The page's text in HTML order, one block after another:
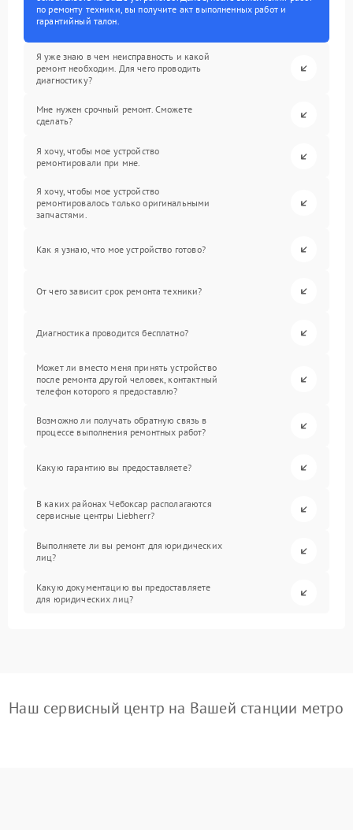
по ремонту техники, вы получите акт выполненных работ и
гарантийный талон.
Я уже знаю в чем неисправность и какой
ремонт необходим. Для чего проводить
диагностику?
Мне нужен срочный ремонт. Сможете
сделать?
Я хочу, чтобы мое устройство
ремонтировали при мне.
Я хочу, чтобы мое устройство
ремонтировалось только оригинальными
запчастями.
Как я узнаю, что мое устройство готово?
От чего зависит срок ремонта техники?
Диагностика проводится бесплатно?
Может ли вместо меня принять устройство
после ремонта другой человек, контактный
телефон которого я предоставлю?
Возможно ли получать обратную связь в
процессе выполнения ремонтных работ?
Какую гарантию вы предоставляете?
В каких районах Чебоксар располагаются
сервисные центры Liebherr?
Выполняете ли вы ремонт для юридических
лиц?
Какую документацию вы предоставляете
для юридических лиц?
Наш сервисный центр на Вашей станции метро